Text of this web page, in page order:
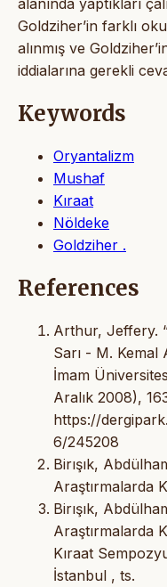
Goldziher’in farklı
alınmış ve
iddialarına gerekli
Keywords
Oryantalizm
Mushaf
Kıraat
Nöldeke
Goldziher .
References
Arthur, Jeffery.
Sarı - M.
İmam
Aralık 2008),
https://
6/245208
Birışık,
Araştırmalarda
Birışık,
Araştırmalarda
Kıraat
İstanbul , ts.